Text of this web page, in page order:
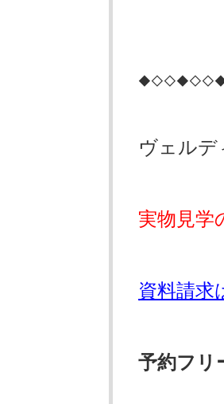
ヴェルデ
実物見学
資料請求
予約フリ